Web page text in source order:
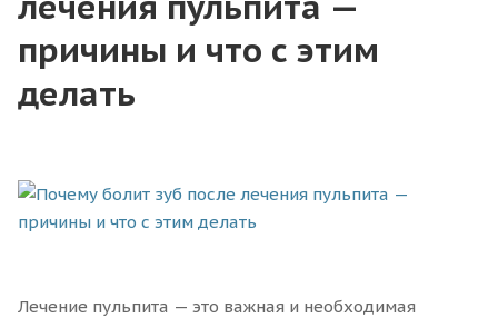
причины и что с этим
делать
Лечение пульпита — это важная и необходимая